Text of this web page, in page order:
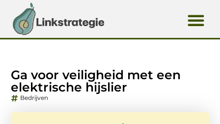
Ga voor veiligheid met een
elektrische hijslier
Bedrijven